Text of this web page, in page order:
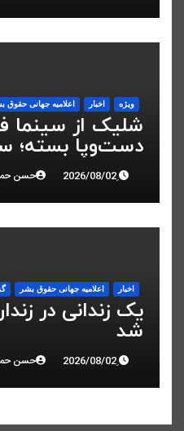
ویژه اخبار اعلاميه جهانی حقوق
شلیک از سینما
دست‌وپا بسته؛
ملی در البرز حسن
اخبار اعلاميه جهانی حقوق بشر
یک زندانی در
شد
حسن